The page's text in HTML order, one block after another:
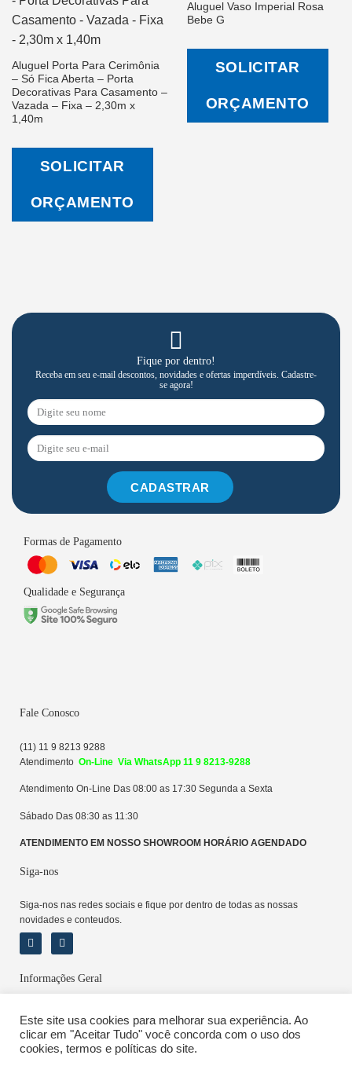
Salvar
Aluguel Porta Para Cerimônia
– Só Fica Aberta – Porta
Decorativas Para Casamento –
Vazada – Fixa – 2,30m x
1,40m
SOLICITAR
ORÇAMENTO
Desejos
Aluguel Vaso Imperial Rosa
Bebe G
SOLICITAR
ORÇAMENTO
Fique por dentro!
Receba em seu e-mail descontos, novidades e ofertas imperdíveis. Cadastre-
se agora!
CADASTRAR
Formas de Pagamento
Qualidade e Segurança
Fale Conosco
(11) 11 9 8213 9288
Atendimento On-Line Via WhatsApp 11 9 8213-9288
Atendimento On-Line Das 08:00 as 17:30 Segunda a Sexta
Sábado Das 08:30 as 11:30
ATENDIMENTO EM NOSSO SHOWROOM HORÁRIO AGENDADO
Siga-nos
Siga-nos nas redes sociais e fique por dentro de todas as nossas
novidades e conteudos.
Informações Geral
Política de Privacidade
Locação e Pagamento
Este site usa cookies para melhorar sua experiência. Ao
clicar em "Aceitar Tudo" você concorda com o uso dos
cookies, termos e políticas do site.